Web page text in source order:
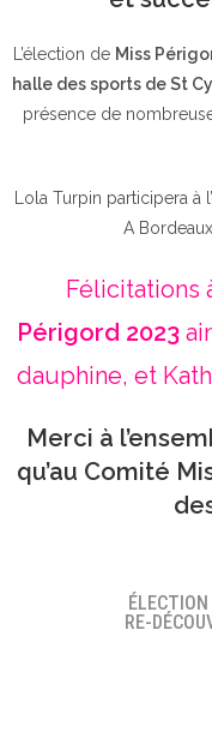
L’élection de Miss
halle des sports de St
présence de
Lola Turpin participera à
A
Félicitations
Périgord 2023
dauphine, et
Merci à
qu’au Comité
RE-